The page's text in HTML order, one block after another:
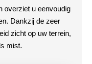
overziet u eenvoudig
Dankzij de zeer
zicht op uw terrein,
mist.